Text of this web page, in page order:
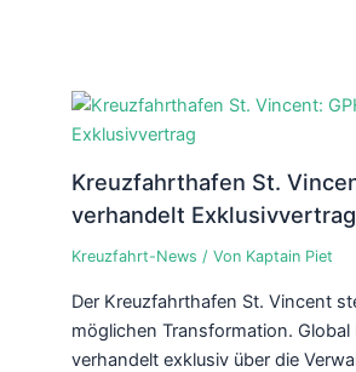
Kreuzfahrthafen St.
verhandelt Exklusivvertrag
Kreuzfahrt-News / Von Kaptain Piet
Der Kreuzfahrthafen St. Vincent
möglichen Transformation.
verhandelt exklusiv über die